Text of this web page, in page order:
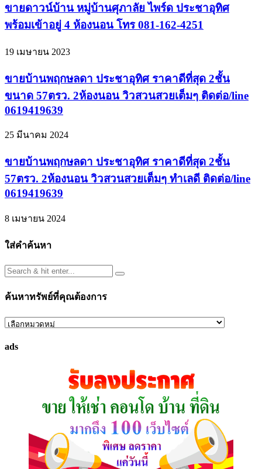
ขายดาวน์บ้าน หมู่บ้านศุภาลัย ไพร์ด ประชาอุทิศ
พร้อมเข้าอยู่ 4 ห้องนอน โทร 081-162-4251
19 เมษายน 2023
ขายบ้านพฤกษลดา ประชาอุทิศ ราคาดีที่สุด 2ชั้น
ขนาด 57ตรว. 2ห้องนอน วิวสวนสวยเต็มๆ ติดต่อ/line
0619419639
25 มีนาคม 2024
ขายบ้านพฤกษลดา ประชาอุทิศ ราคาดีที่สุด 2ชั้น
57ตรว. 2ห้องนอน วิวสวนสวยเต็มๆ ทำเลดี ติดต่อ/line
0619419639
8 เมษายน 2024
ใส่คำค้นหา
ค้นหาทรัพย์ที่คุณต้องการ
ค้นหา
ที่
ads